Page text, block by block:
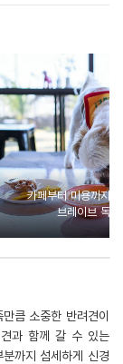
카페부터 미용까지
브레이브 독스
큼 소중한 반려견이
과 함께 갈 수 있는
까지 섬세하게 신경